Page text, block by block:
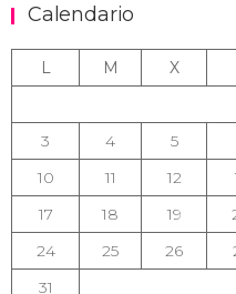
Calendario
L M X
3
4 5
10
11 12
17
18 19
24
25 26
31